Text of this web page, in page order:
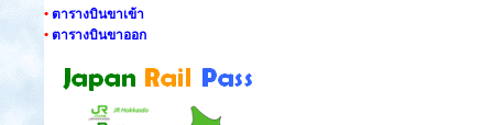
• ตารางบินขาเข้า
• ตารางบินขาออก